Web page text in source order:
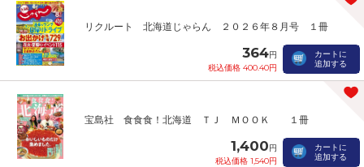
リクルート 北海道じゃらん ２０２６年８月号 １冊
364円
税込価格 400.40円
カートに
追加する
宝島社 食食食！北海道 ＴＪ ＭＯＯＫ １冊
1,400円
税込価格 1,540円
カートに
追加する